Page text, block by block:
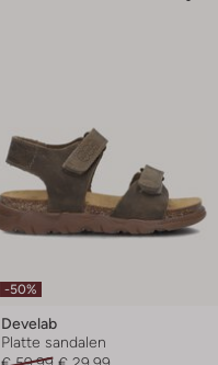
-50%
Develab
Platte sandalen